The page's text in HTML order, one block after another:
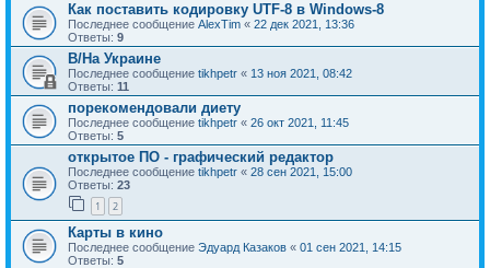
Как поставить кодировку UTF-8 в Windows-8
Последнее сообщение AlexTim « 22 дек 2021, 13:36
Ответы: 9
В/На Украине
Последнее сообщение tikhpetr « 13 ноя 2021, 08:42
Ответы: 11
порекомендовали диету
Последнее сообщение tikhpetr « 26 окт 2021, 11:45
Ответы: 5
открытое ПО - графический редактор
Последнее сообщение tikhpetr « 28 сен 2021, 15:00
Ответы: 23
1 2
Карты в кино
Последнее сообщение Эдуард Казаков « 01 сен 2021, 14:15
Ответы: 5